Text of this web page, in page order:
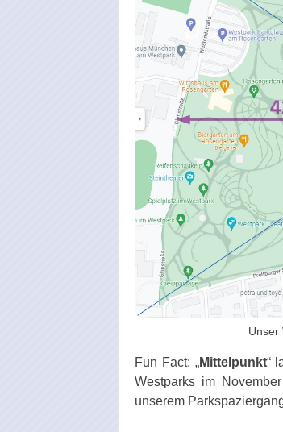
Unser
Fun Fact: „Mittelpunkt“
Westparks im
unserem